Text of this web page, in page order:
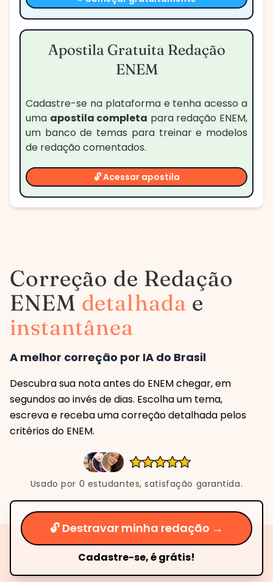
Apostila Gratuita Redação
ENEM
Cadastre-se na plataforma e tenha acesso a
uma apostila completa para redação ENEM,
um banco de temas para treinar e modelos
de redação comentados.
🔓 Acessar apostila
Correção de Redação
ENEM detalhada e
instantânea
A melhor correção por IA do Brasil
Descubra sua nota antes do ENEM chegar, em
segundos ao invés de dias. Escolha um tema,
escreva e receba uma correção detalhada pelos
critérios do ENEM.
Usado por 0 estudantes, satisfação garantida.
🔓 Destravar minha redação →
Cadastre-se, é grátis!